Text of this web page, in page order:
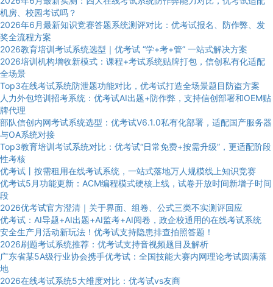
机房、校园考试吗？
2026年6月最新知识竞赛答题系统测评对比：优考试报名、防作弊、发
奖全流程方案
2026教育培训考试系统选型｜优考试 “学+考+管” 一站式解决方案
2026培训机构增收新模式：课程+考试系统贴牌打包，信创私有化适配
全场景
Top3在线考试系统防泄题功能对比，优考试打造全场景题目防盗方案
人力外包培训招考系统：优考试AI出题+防作弊，支持信创部署和OEM贴
牌代理
部队信创内网考试系统选型：优考试V6.1.0私有化部署，适配国产服务器
与OA系统对接
Top3教育培训考试系统对比：优考试“日常免费+按需升级”，更适配阶段
性考核
优考试丨按需租用在线考试系统，一站式落地万人规模线上知识竞赛
优考试5月功能更新：ACM编程模式硬核上线，试卷开放时间新增子时间
段
2026优考试官方澄清｜关于界面、组卷、公式三类不实测评回应
优考试：AI导题+AI出题+AI监考+AI阅卷，政企校通用的在线考试系统
安全生产月活动新玩法！优考试支持隐患排查拍照答题！
2026刷题考试系统推荐：优考试支持音视频题目及解析
广东省某5A级行业协会携手优考试：全国技能大赛内网理论考试圆满落
地
2026在线考试系统5大维度对比：优考试vs友商